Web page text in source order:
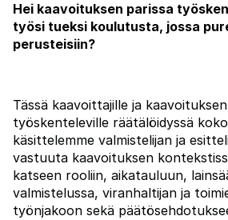
Hei kaavoituksen parissa
työsi tueksi koulutusta, jossa
perusteisiin?
Tässä kaavoittajille ja
työskenteleville räätälöidyssä
käsittelemme valmistelijan ja
vastuuta kaavoituksen
katseen rooliin, aikatauluun,
valmistelussa, viranhaltijan ja
työnjakoon sekä